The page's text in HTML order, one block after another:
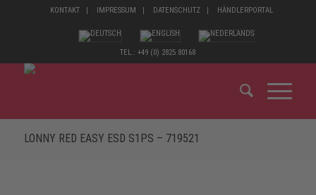
KONTAKT IMPRESSUM DATENSCHUTZ HÄNDLERPORTAL
TEL.: +49 (0) 2825 80168
LONNY RED EASY ESD S1PS – 719521